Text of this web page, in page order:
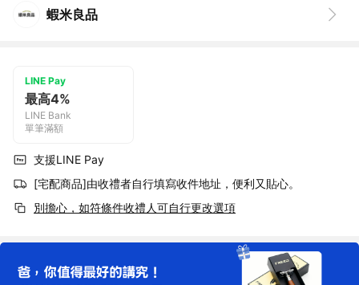
蝦米良品
LINE Pay
最高4%
LINE Bank
單筆滿額
支援LINE Pay
[宅配商品]由收禮者自行填寫收件地址，便利又貼心。
別擔心，如符條件收禮人可自行更改選項